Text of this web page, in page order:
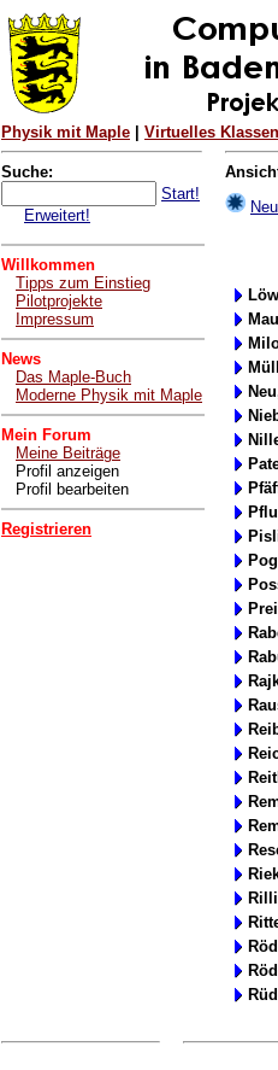
Physik mit Maple Virtuelles
Suche:
Start!
Erweitert!
Willkommen
Tipps zum Einstieg
Pilotprojekte
Impressum
News
Das Maple-Buch
Moderne Physik mit Maple
Mein Forum
Meine Beiträge
Profil anzeigen
Profil bearbeiten
Registrieren